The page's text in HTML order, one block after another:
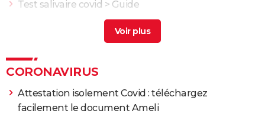
Test salivaire covid > Guide
> Guide
Test covid pharmacie
> Guide
CORONAVIRUS
Attestation isolement Covid : téléchargez
facilement le document Ameli